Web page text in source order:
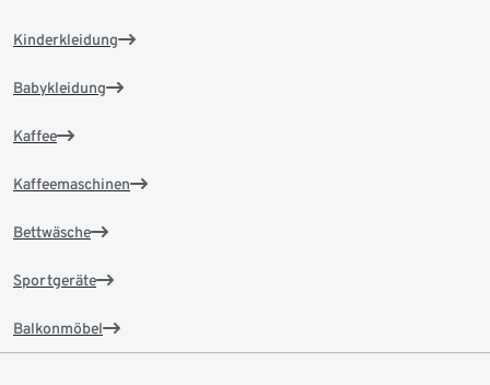
Kinderkleidung
Babykleidung
Kaffee
Kaffeemaschinen
Bettwäsche
Sportgeräte
Balkonmöbel